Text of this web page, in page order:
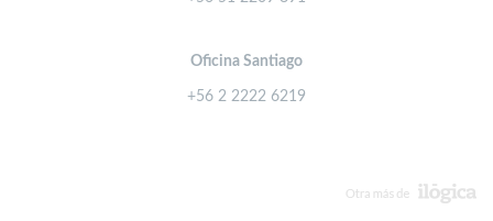
Oficina Santiago
+56 2 2222 6219